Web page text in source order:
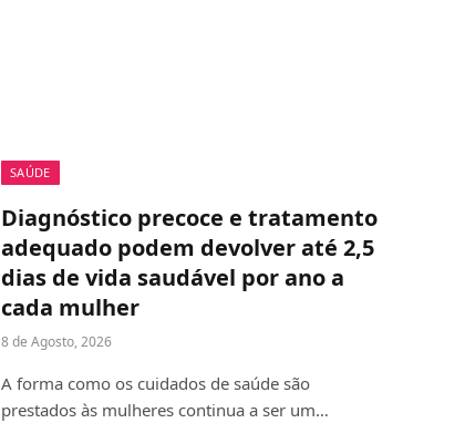
SAÚDE
Diagnóstico precoce e tratamento
adequado podem devolver até 2,5
dias de vida saudável por ano a
cada mulher
8 de Agosto, 2026
A forma como os cuidados de saúde são
prestados às mulheres continua a ser um…